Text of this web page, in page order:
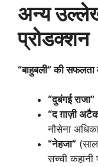
अन्य
प्रोडक्शन
“बाहुबली” की
“दुबंगई राजा”
“द ग़ाज़ी
नौसेना
“नेहजा”
सच्ची कहानी